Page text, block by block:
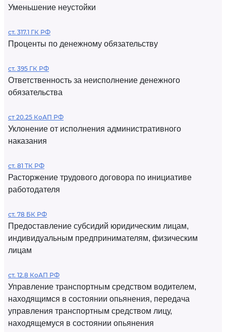
Уменьшение неустойки
ст. 317.1 ГК РФ
Проценты по денежному обязательству
ст. 395 ГК РФ
Ответственность за неисполнение денежного
обязательства
ст 20.25 КоАП РФ
Уклонение от исполнения административного
наказания
ст. 81 ТК РФ
Расторжение трудового договора по инициативе
работодателя
ст. 78 БК РФ
Предоставление субсидий юридическим лицам,
индивидуальным предпринимателям, физическим
лицам
ст. 12.8 КоАП РФ
Управление транспортным средством водителем,
находящимся в состоянии опьянения, передача
управления транспортным средством лицу,
находящемуся в состоянии опьянения